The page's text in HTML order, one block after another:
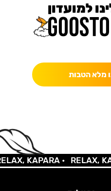
למועדון
מלא הטבות
KAPARA • RELAX,